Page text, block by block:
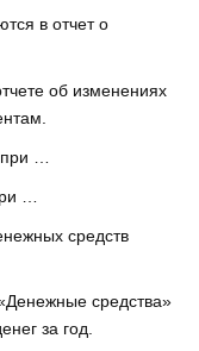
в отчет о
об изменениях
…
…
средств
средства»
за год.